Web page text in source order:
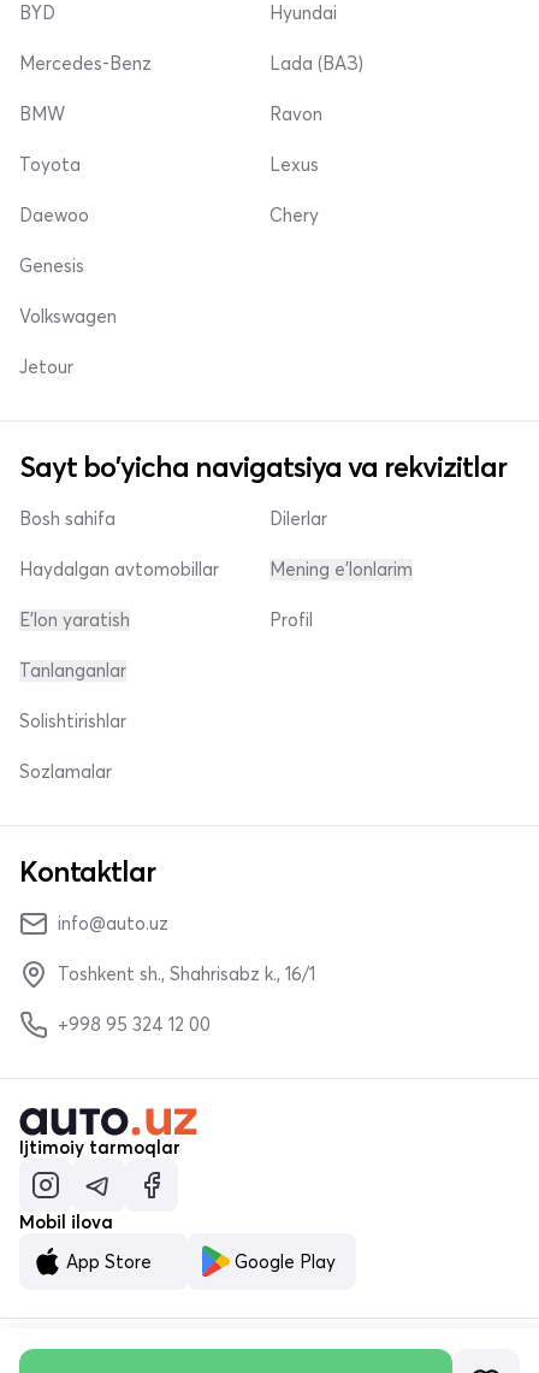
BYD
Mercedes-Benz
Hyundai
Lada (ВАЗ)
BMW
Toyota
Daewoo
Ravon
Lexus
Chery
Genesis
Volkswagen
Jetour
Sayt bo'yicha navigatsiya va rekvizitlar
Bosh sahifa
Haydalgan avtomobillar
E'lon yaratish
Dilerlar
Mening e'lonlarim
Profil
Tanlanganlar
Solishtirishlar
Sozlamalar
Kontaktlar
info@auto.uz
Toshkent sh., Shahrisabz k., 16/1
+998 95 324 12 00
Ijtimoiy tarmoqlar
Mobil ilova
App Store
Google Play